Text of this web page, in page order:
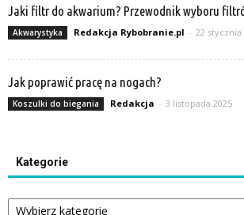
Jaki filtr do akwarium? Przewodnik wyboru
Akwarystyka Redakcja Rybobranie.pl - 22 stycznia
Jak poprawić pracę na nogach?
Koszulki do biegania Redakcja - 3 listopada 2025
Kategorie
Kategorie